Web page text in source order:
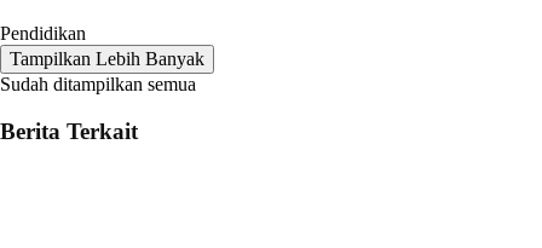
Pendidikan
Tampilkan Lebih Banyak
Sudah ditampilkan semua
Berita Terkait